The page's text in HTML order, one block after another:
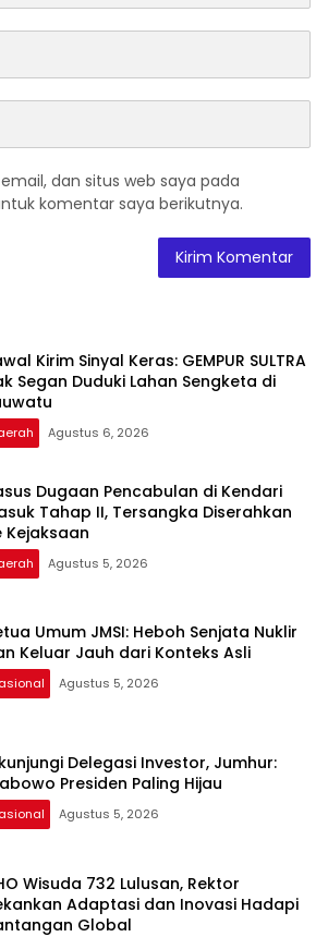
dan situs web saya pada
komentar saya berikutnya.
Kirim Sinyal Keras: GEMPUR SULTRA
Segan Duduki Lahan Sengketa di
Agustus 6, 2026
Dugaan Pencabulan di Kendari
Tahap II, Tersangka Diserahkan
Kejaksaan
Agustus 5, 2026
Umum JMSI: Heboh Senjata Nuklir
Keluar Jauh dari Konteks Asli
Agustus 5, 2026
Delegasi Investor, Jumhur:
Presiden Paling Hijau
Agustus 5, 2026
Wisuda 732 Lulusan, Rektor
Adaptasi dan Inovasi Hadapi
Global